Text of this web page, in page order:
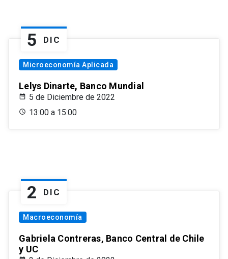
5 DIC
Microeconomía Aplicada
Lelys Dinarte, Banco Mundial
5 de Diciembre de 2022
13:00 a 15:00
2 DIC
Macroeconomía
Gabriela Contreras, Banco Central de Chile
y UC